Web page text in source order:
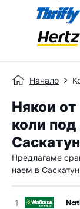
Начало
Някои
коли
Саскатун
Предлагаме
наем в